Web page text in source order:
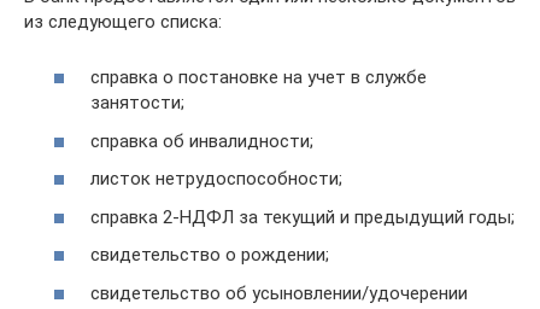
из следующего списка:
справка о постановке на учет в службе
занятости;
справка об инвалидности;
листок нетрудоспособности;
справка 2-НДФЛ за текущий и предыдущий годы;
свидетельство о рождении;
свидетельство об усыновлении/удочерении